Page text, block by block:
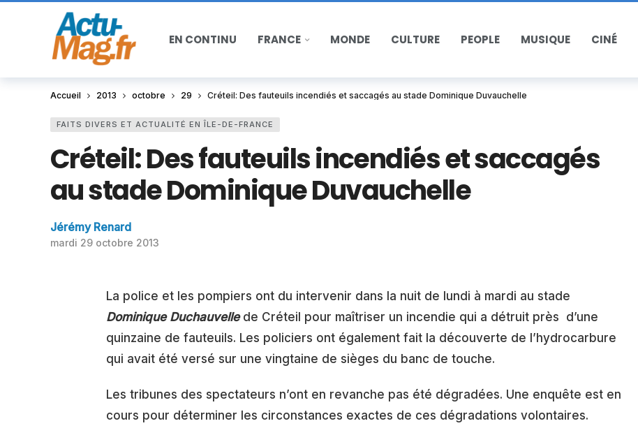
EN CONTINU FRANCE MONDE CULTURE PEOPLE MUSIQUE CINÉ
Accueil 2013 octobre 29 Créteil: Des fauteuils incendiés et saccagés au stade Dominique Duvauchelle
FAITS DIVERS ET ACTUALITÉ EN ÎLE-DE-FRANCE
Créteil: Des fauteuils incendiés et saccagés
au stade Dominique Duvauchelle
Jérémy Renard
mardi 29 octobre 2013
La police et les pompiers ont du intervenir dans la nuit de lundi à mardi au stade
Dominique Duchauvellede Créteil pour maîtriser un incendie qui a détruit près d’une
quinzaine de fauteuils. Les policiers ont également fait la découverte de l’hydrocarbure
qui avait été versé sur une vingtaine de sièges du banc de touche.
Les tribunes des spectateurs n’ont en revanche pas été dégradées. Une enquête est en
cours pour déterminer les circonstances exactes de ces dégradations volontaires.